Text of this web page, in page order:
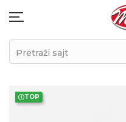
Pretraži sajt
TOP